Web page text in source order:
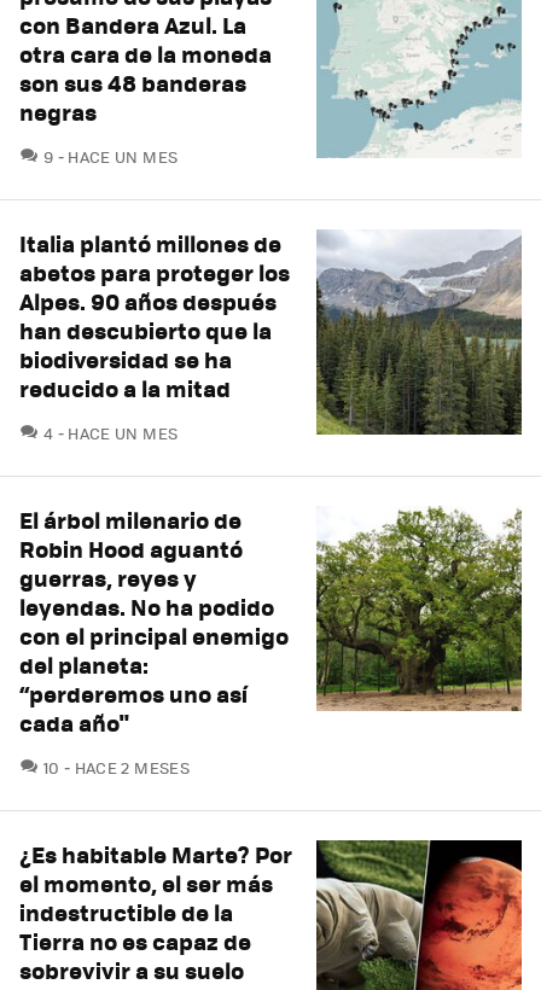
con Bandera Azul. La
otra cara de la moneda
son sus 48 banderas
negras
9 COMENTARIOS
HACE UN MES
Italia plantó millones de
abetos para proteger los
Alpes. 90 años después
han descubierto que la
biodiversidad se ha
reducido a la mitad
4 COMENTARIOS
HACE UN MES
El árbol milenario de
Robin Hood aguantó
guerras, reyes y
leyendas. No ha podido
con el principal enemigo
del planeta:
“perderemos uno así
cada año"
10 COMENTARIOS
HACE 2 MESES
¿Es habitable Marte? Por
el momento, el ser más
indestructible de la
Tierra no es capaz de
sobrevivir a su suelo